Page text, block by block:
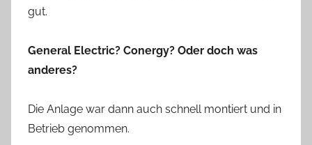
gut.
General Electric? Conergy? Oder doch was
anderes?
Die Anlage war dann auch schnell montiert und in
Betrieb genommen.